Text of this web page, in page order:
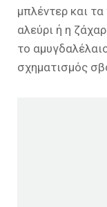
μπλέντερ και
αλεύρι ή η
το
σχηματισμός